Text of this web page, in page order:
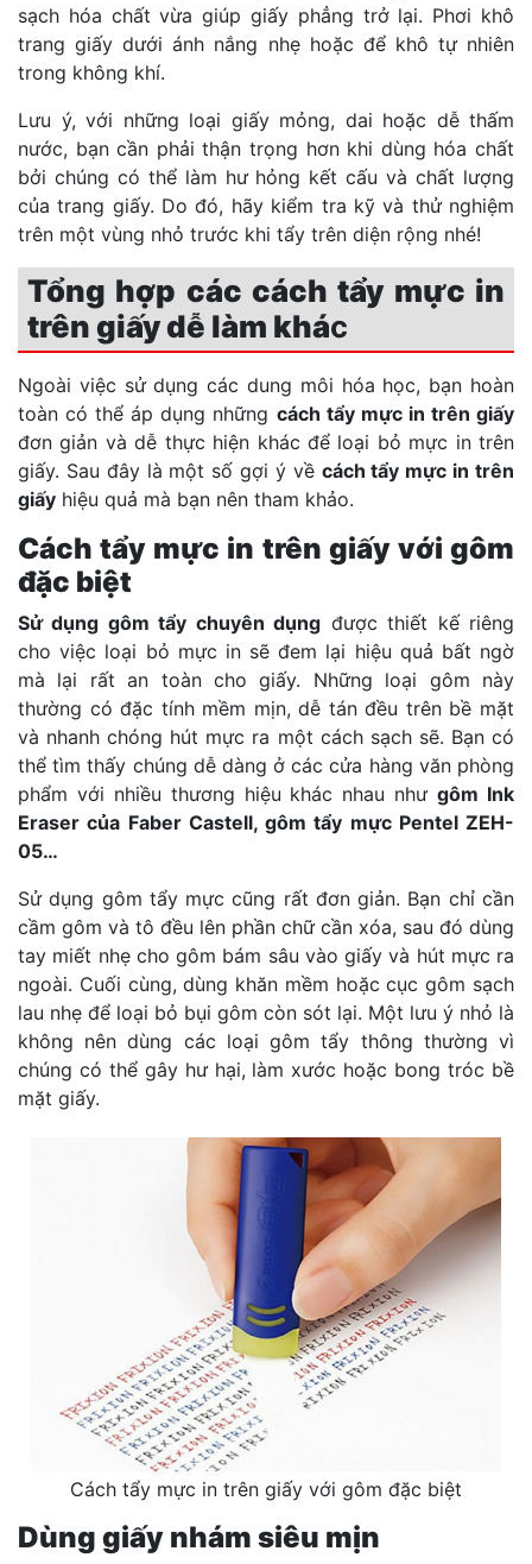
sạch hóa chất vừa giúp giấy phẳng trở lại. Phơi khô
trang giấy dưới ánh nắng nhẹ hoặc để khô tự nhiên
trong không khí.
Lưu ý, với những loại giấy mỏng, dai hoặc dễ thấm
nước, bạn cần phải thận trọng hơn khi dùng hóa chất
bởi chúng có thể làm hư hỏng kết cấu và chất lượng
của trang giấy. Do đó, hãy kiểm tra kỹ và thử nghiệm
trên một vùng nhỏ trước khi tẩy trên diện rộng nhé!
Tổng hợp các cách tẩy mực in
trên giấy dễ làm khác
Ngoài việc sử dụng các dung môi hóa học, bạn hoàn
toàn có thể áp dụng những cách tẩy mực in trên giấy
đơn giản và dễ thực hiện khác để loại bỏ mực in trên
giấy. Sau đây là một số gợi ý về cách tẩy mực in trên
giấy hiệu quả mà bạn nên tham khảo.
Cách tẩy mực in trên giấy với gôm
đặc biệt
Sử dụng gôm tẩy chuyên dụng được thiết kế riêng
cho việc loại bỏ mực in sẽ đem lại hiệu quả bất ngờ
mà lại rất an toàn cho giấy. Những loại gôm này
thường có đặc tính mềm mịn, dễ tán đều trên bề mặt
và nhanh chóng hút mực ra một cách sạch sẽ. Bạn có
thể tìm thấy chúng dễ dàng ở các cửa hàng văn phòng
phẩm với nhiều thương hiệu khác nhau nhưgôm Ink
Eraser của Faber Castell, gôm tẩy mực Pentel ZEH-
05…
Sử dụng gôm tẩy mực cũng rất đơn giản. Bạn chỉ cần
cầm gôm và tô đều lên phần chữ cần xóa, sau đó dùng
tay miết nhẹ cho gôm bám sâu vào giấy và hút mực ra
ngoài. Cuối cùng, dùng khăn mềm hoặc cục gôm sạch
lau nhẹ để loại bỏ bụi gôm còn sót lại. Một lưu ý nhỏ là
không nên dùng các loại gôm tẩy thông thường vì
chúng có thể gây hư hại, làm xước hoặc bong tróc bề
mặt giấy.
Cách tẩy mực in trên giấy với gôm đặc biệt
Dùng giấy nhám siêu mịn